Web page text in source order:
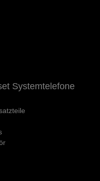
Systemtelefone